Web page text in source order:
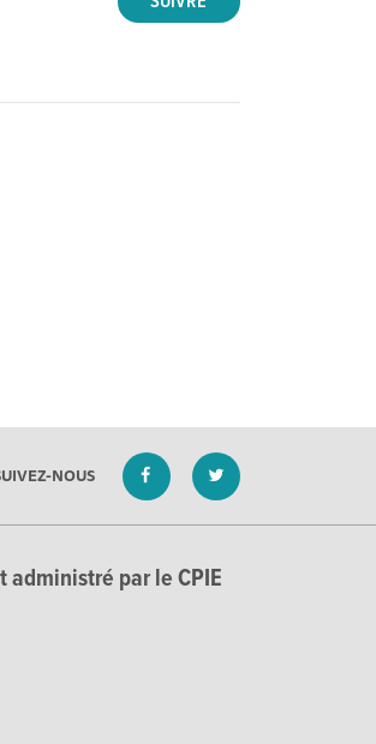
NOUS
administré par le CPIE